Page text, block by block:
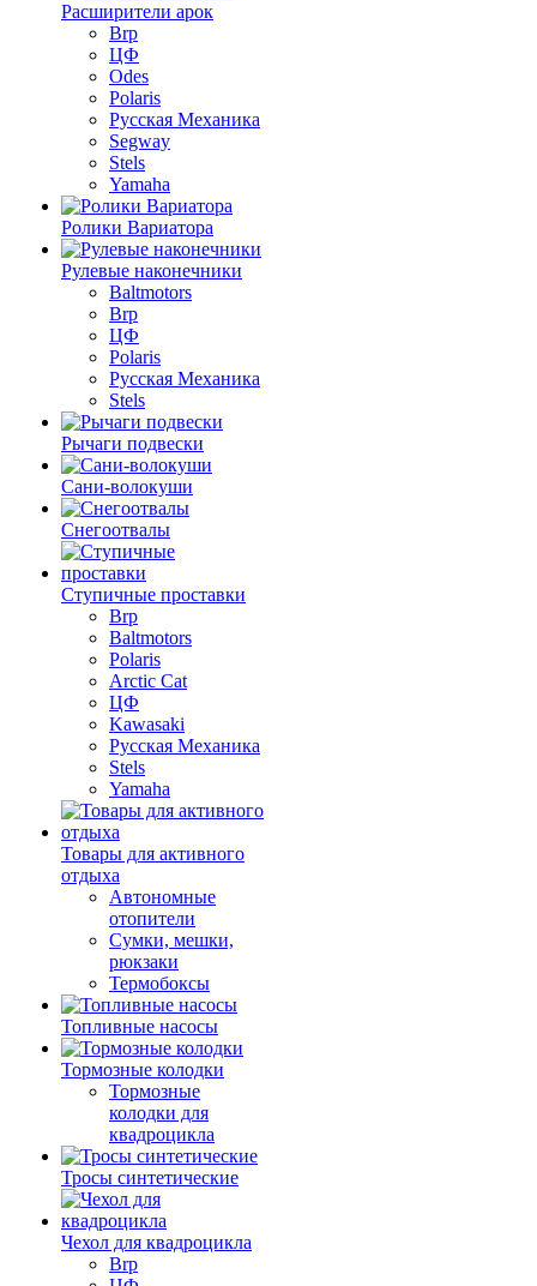
Расширители арок
Brp
ЦФ
Odes
Polaris
Русская Механика
Segway
Stels
Yamaha
Ролики Вариатора
Рулевые наконечники
Baltmotors
Brp
ЦФ
Polaris
Русская Механика
Stels
Рычаги подвески
Сани-волокуши
Снегоотвалы
Ступичные проставки
Brp
Baltmotors
Polaris
Arctic Cat
ЦФ
Kawasaki
Русская Механика
Stels
Yamaha
Товары для активного
отдыха
Автономные
отопители
Сумки, мешки,
рюкзаки
Термобоксы
Топливные насосы
Тормозные колодки
Тормозные
колодки для
квадроцикла
Тросы синтетические
Чехол для квадроцикла
Brp